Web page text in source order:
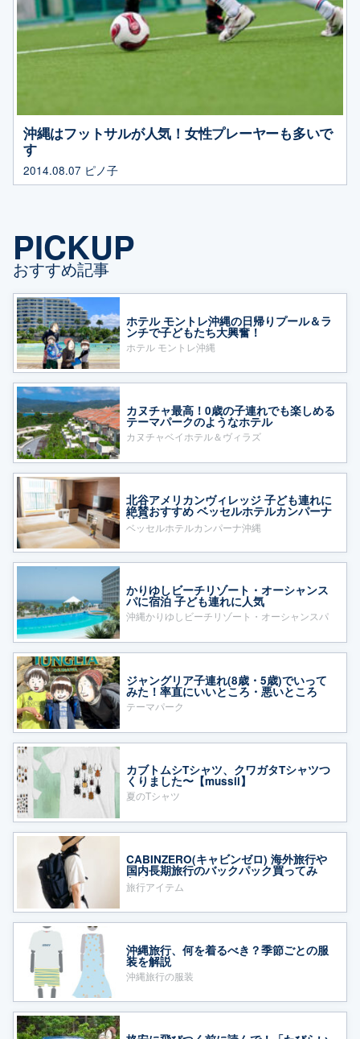
沖縄はフットサルが人気！女性プレーヤーも多いで
す
2014.08.07 ピノ子
PICKUP
おすすめ記事
ホテル モントレ沖縄の日帰りプール＆ラ
ンチで子どもたち大興奮！
ホテル モントレ沖縄
カヌチャ最高！0歳の子連れでも楽しめる
テーマパークのようなホテル
カヌチャベイホテル＆ヴィラズ
北谷アメリカンヴィレッジ 子ども連れに
絶賛おすすめ ベッセルホテルカンパーナ
沖縄
ベッセルホテルカンパーナ沖縄
かりゆしビーチリゾート・オーシャンス
パに宿泊 子ども連れに人気
沖縄かりゆしビーチリゾート・オーシャンスパ
ジャングリア子連れ(8歳・5歳)でいって
みた！率直にいいところ・悪いところ
テーマパーク
カブトムシTシャツ、クワガタTシャツつ
くりました〜【mussii】
夏のTシャツ
CABINZERO(キャビンゼロ) 海外旅行や
国内長期旅行のバックパック買ってみ
た！
旅行アイテム
沖縄旅行、何を着るべき？季節ごとの服
装を解説
沖縄旅行の服装